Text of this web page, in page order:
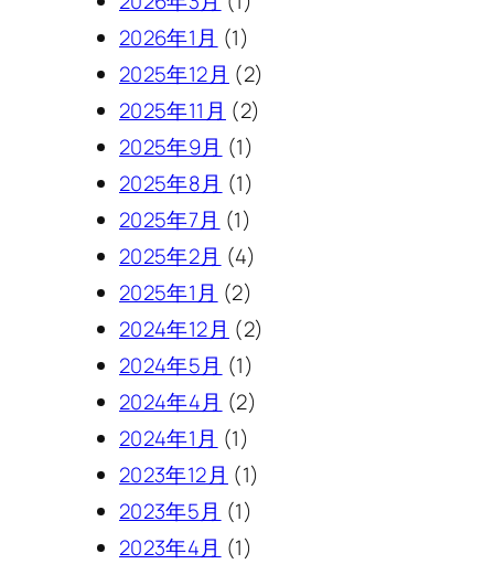
2026年1月 (1)
2025年12月 (2)
2025年11月 (2)
2025年9月 (1)
2025年8月 (1)
2025年7月 (1)
2025年2月 (4)
2025年1月 (2)
2024年12月 (2)
2024年5月 (1)
2024年4月 (2)
2024年1月 (1)
2023年12月 (1)
2023年5月 (1)
2023年4月 (1)